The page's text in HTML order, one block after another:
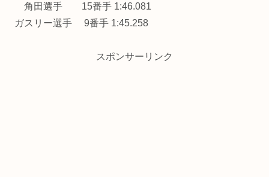
角田選手 15番手 1:46.081
ガスリー選手 9番手 1:45.258
スポンサーリンク